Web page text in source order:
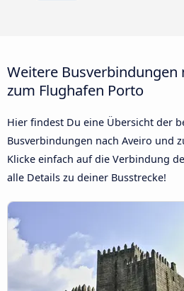
Weitere Busverbindungen
zum Flughafen Porto
Hier findest Du eine Übersicht der
Busverbindungen nach Aveiro und
Klicke einfach auf die Verbindung
alle Details zu deiner Busstrecke!